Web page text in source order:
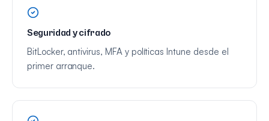
Seguridad y cifrado
BitLocker, antivirus, MFA y políticas Intune desde el
primer arranque.